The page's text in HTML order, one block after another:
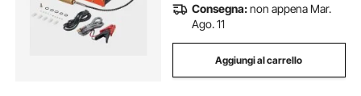
Consegna:non appena Mar.
Ago. 11
Aggiungi al carrello